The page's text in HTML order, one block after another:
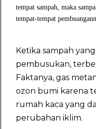
tempat sampah, maka
tempat-tempat
Ketika sampah
pembusukan,
Faktanya, gas
ozon bumi karena
rumah kaca yang
perubahan iklim.